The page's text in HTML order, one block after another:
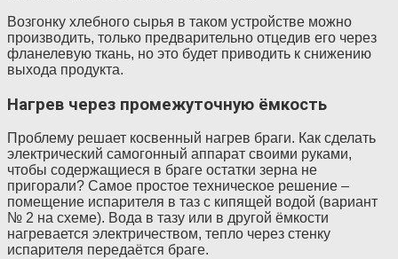
Возгонку хлебного сырья в таком устройстве можно
производить, только предварительно отцедив его через
фланелевую ткань, но это будет приводить к снижению
выхода продукта.
Нагрев через промежуточную ёмкость
Проблему решает косвенный нагрев браги. Как сделать
электрический самогонный аппарат своими руками,
чтобы содержащиеся в браге остатки зерна не
пригорали? Самое простое техническое решение –
помещение испарителя в таз с кипящей водой (вариант
№ 2 на схеме). Вода в тазу или в другой ёмкости
нагревается электричеством, тепло через стенку
испарителя передаётся браге.